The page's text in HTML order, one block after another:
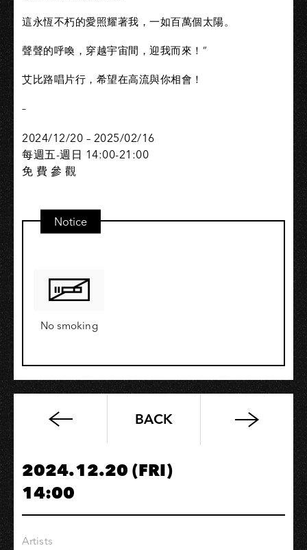
這永恆不朽的愛照耀著我，一如百萬個太陽。
聲聲的呼喚，穿越宇宙間，迎我而來！”
艾比路唱片行，希望在高流與你相會！
–
2024/12/20 – 2025/02/16
每週五-週日 14:00-21:00
免 費 參 觀
Notice
No smoking
艾
唱
片
行
BACK
2024.12.20 (FRI)
14:00
Artists